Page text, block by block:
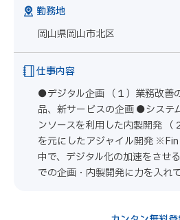
勤務地
岡山県岡山市北区
仕事内容
●デジタル企画 （１）業務改善
品、新サービスの企画 ●システ
ンソースを利用した内製開発 （
を元にしたアジャイル開発
中で、デジタル化の加速をさせ
での企画・内製開発に力を入れて